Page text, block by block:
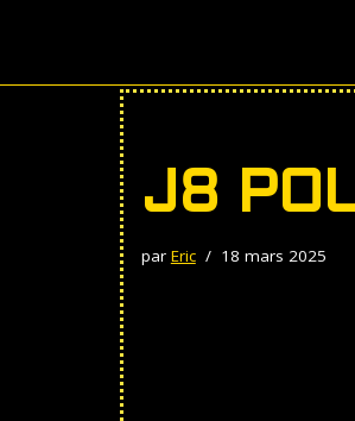
au
J8
par Eric 18 mars 2025